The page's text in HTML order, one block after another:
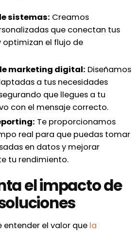
sistemas: Creamos
que conectan tus
el flujo de
marketing digital: Diseñamos
a tus necesidades
que llegues a tu
con el mensaje correcto.
Te proporcionamos
real para que puedas tomar
en datos y mejorar
tu rendimiento.
el impacto de
entender el valor que la